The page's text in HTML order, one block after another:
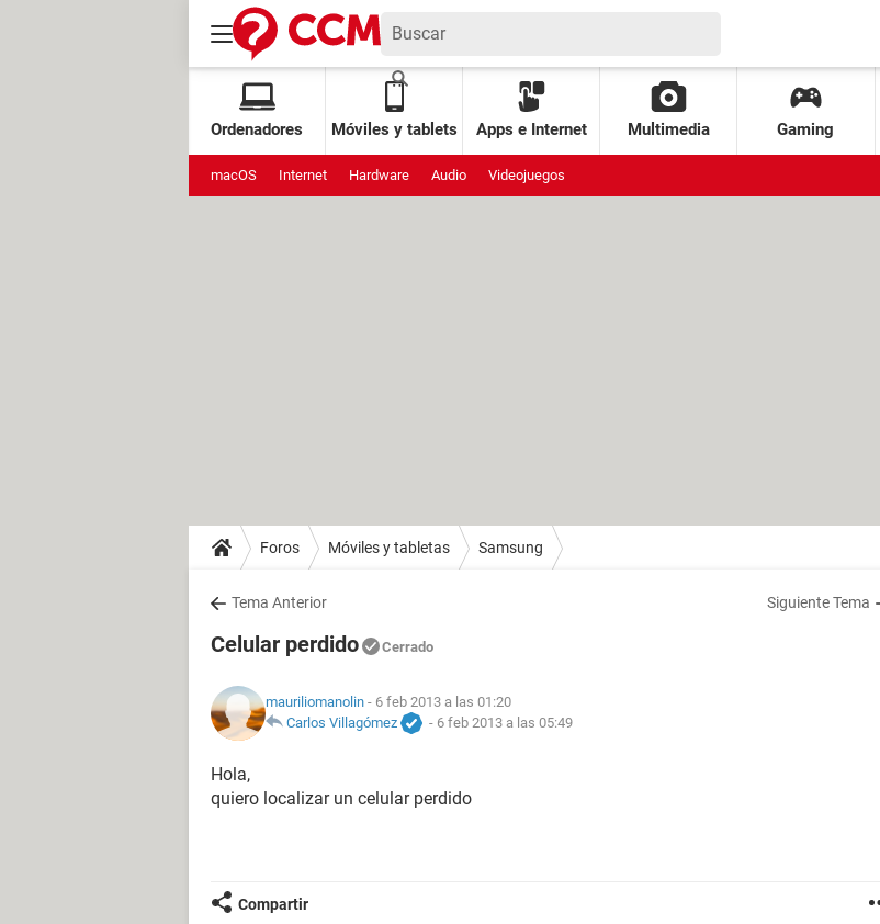
Ordenadores Móviles y tablets Apps e Internet Multimedia Gaming
macOS Internet Hardware Audio Videojuegos
Foros Móviles y tabletas Samsung
Tema Anterior Siguiente Tema
Celular perdido Cerrado
mauriliomanolin - 6 feb 2013 a las 01:20
Carlos Villagómez
- 6 feb 2013 a las 05:49
Hola,
quiero localizar un celular perdido
Compartir